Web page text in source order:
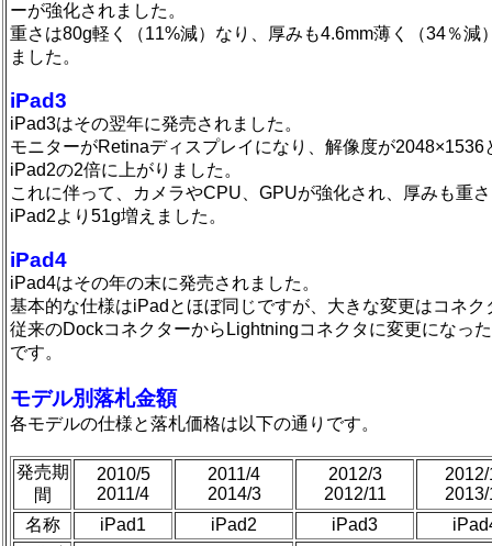
ーが強化されました。
重さは80g軽く（11%減）なり、厚みも4.6mm薄く（34％減
ました。
iPad3
iPad3はその翌年に発売されました。
モニターがRetinaディスプレイになり、解像度が2048×1536
iPad2の2倍に上がりました。
これに伴って、カメラやCPU、GPUが強化され、厚みも重
iPad2より51g増えました。
iPad4
iPad4はその年の末に発売されました。
基本的な仕様はiPadとほぼ同じですが、大きな変更はコネク
従来のDockコネクターからLightningコネクタに変更になっ
です。
モデル別落札金額
各モデルの仕様と落札価格は以下の通りです。
発売期
間
2010/5
2011/4
2011/4
2014/3
2012/3
2012/11
2012/
2013/
名称
iPad1 iPad2 iPad3